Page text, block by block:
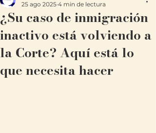
¿Su caso de inmigración
inactivo está volviendo a
la Corte? Aquí está lo
que necesita hacer
25 ago 2025 4 min de lectura